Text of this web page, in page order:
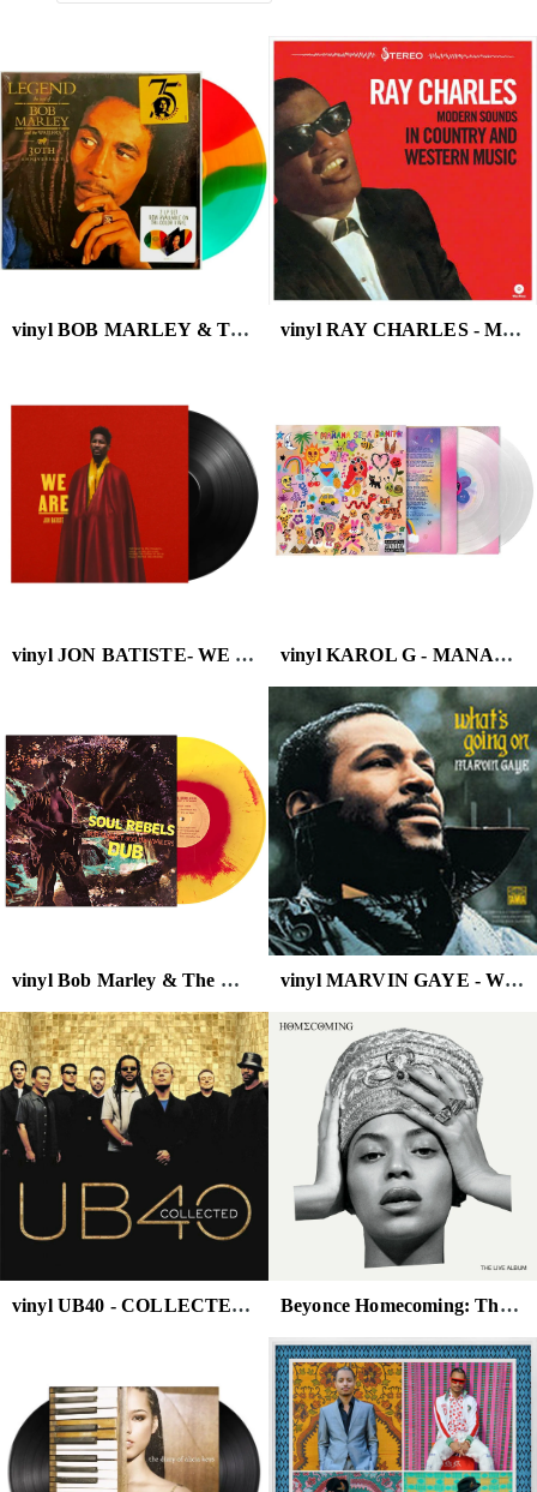
vinyl BOB MARLEY & THE WAILERS - LEGEND ( 2 LP, 30TH ANNIVERSARY) vinyl RAY CHARLES - MODERN SOUNDS IN COUNTRY & WESTERN MUSIC VOL.1
vinyl JON BATISTE- WE ARE vinyl KAROL G - MANANA SERA BONITO (2LP/CLEAR VINYL)
vinyl Bob Marley & The Wailers - Soul Rebels Dub (Yellow & Red Haze Vinyl) vinyl MARVIN GAYE - WHAT'S GOING ON
vinyl UB40 - COLLECTED ( 2LP , 180G/GATEFOLD) Beyonce Homecoming: The Live Album 4LP Box Set